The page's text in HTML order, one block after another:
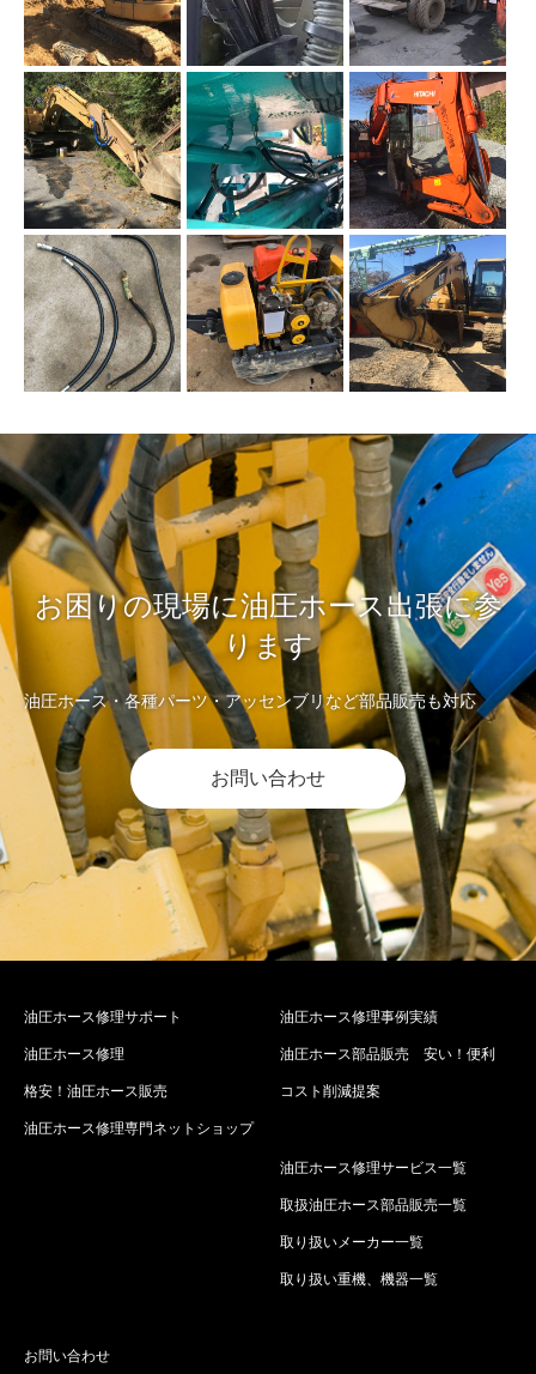
お困りの現場に油圧ホース出張に参
ります
油圧ホース・各種パーツ・アッセンブリなど部品販売も対応
お問い合わせ
油圧ホース修理サポート
油圧ホース修理
格安！油圧ホース販売
油圧ホース修理専門ネットショップ
油圧ホース修理事例実績
油圧ホース部品販売 安い！便利
コスト削減提案
油圧ホース修理サービス一覧
取扱油圧ホース部品販売一覧
取り扱いメーカー一覧
取り扱い重機、機器一覧
お問い合わせ